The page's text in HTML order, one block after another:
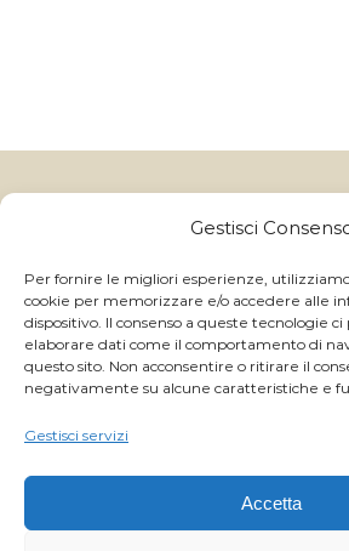
Gestisci
Per fornire le migliori esperienze,
cookie per memorizzare e/o accedere alle
dispositivo. Il consenso a queste tecnologie
elaborare dati come il comportamento di
questo sito. Non acconsentire o ritirare il
negativamente su alcune caratteristiche e
Gestisci servizi
Accetta
24040 Boltiere (BG) -
C.C.I.A.A. R.E.A. BG 214822 - P.IVA
GRANULATI ITALIA S.p.A ©2026 ALL
- | Powered byMagnetica
WhatsApp
Facebook